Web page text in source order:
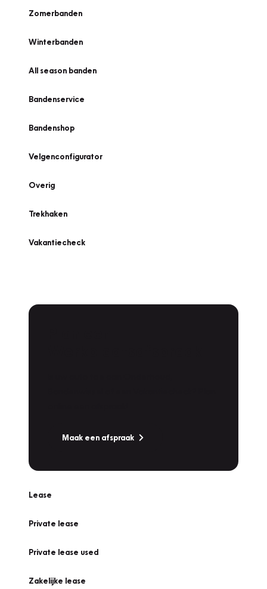
Zomerbanden
Winterbanden
All season banden
Bandenservice
Bandenshop
Velgenconfigurator
Overig
Trekhaken
Vakantiecheck
Maak een afspraak
Lease
Private lease
Private lease used
Zakelijke lease